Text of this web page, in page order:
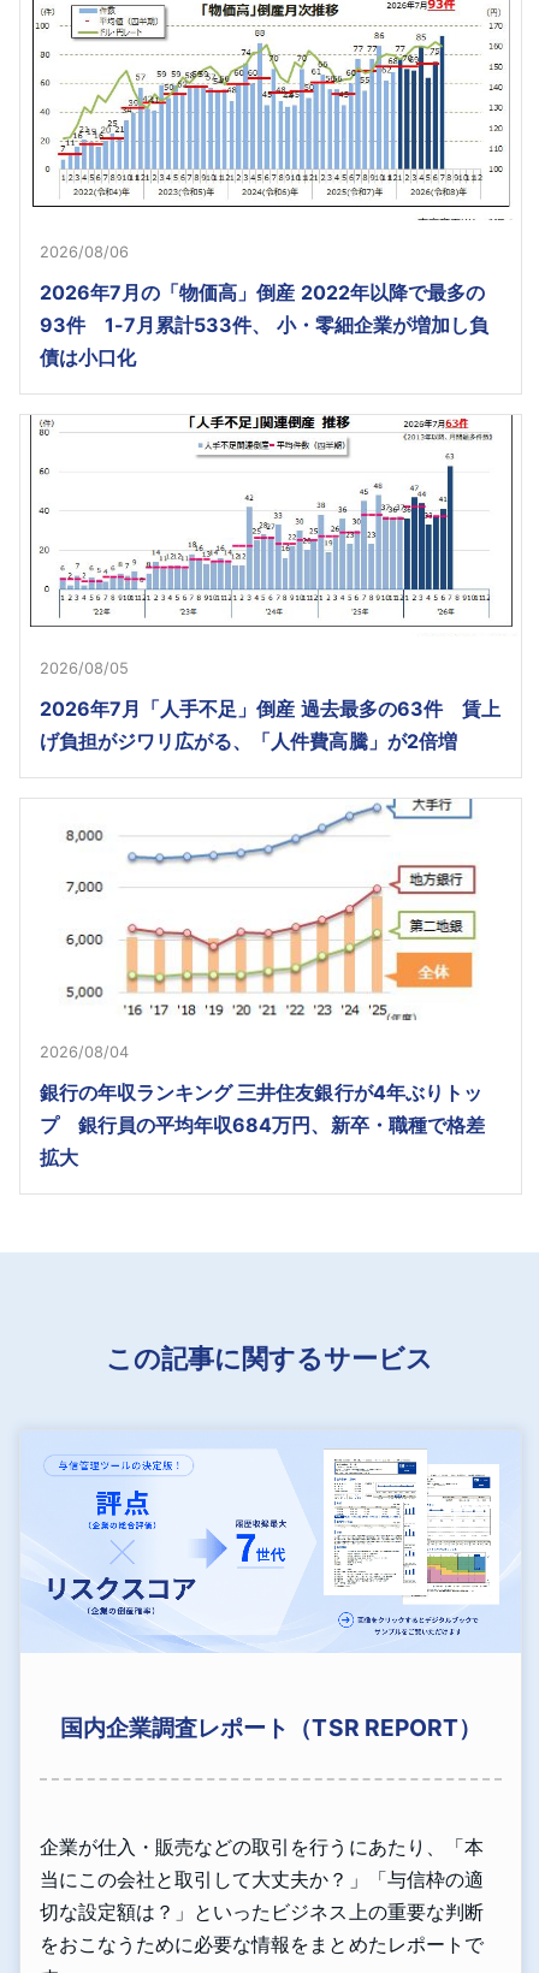
2026/08/06
2026年7月の「物価高」倒産 2022年以降で最多の
93件 1-7月累計533件、 小・零細企業が増加し負
債は小口化
2026/08/05
2026年7月「人手不足」倒産 過去最多の63件 賃上
げ負担がジワリ広がる、「人件費高騰」が2倍増
2026/08/04
銀行の年収ランキング 三井住友銀行が4年ぶりトッ
プ 銀行員の平均年収684万円、新卒・職種で格差
拡大
この記事に関するサービス
国内企業調査レポート（TSR REPORT）
企業が仕入・販売などの取引を行うにあたり、「本
当にこの会社と取引して大丈夫か？」「与信枠の適
切な設定額は？」といったビジネス上の重要な判断
をおこなうために必要な情報をまとめたレポートで